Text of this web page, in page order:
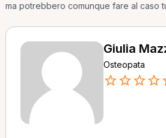
ma potrebbero comunque fare al caso
Giulia
Osteopata